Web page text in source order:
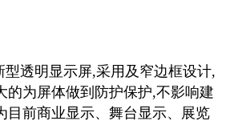
透明显示屏,采用及窄边框设计,
的为屏体做到防护保护,不影响建
目前商业显示、舞台显示、展览